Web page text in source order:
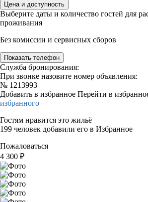
Цена и доступность
Выберите даты и количество гостей для
проживания
Без комиссии и сервисных сборов
Показать телефон
Служба бронирования:
При звонке назовите номер объявления:
№ 1213993
Добавить в избранное Перейти в
избранного
Гостям нравится это жильё
199 человек добавили его в Избранное
Пожаловаться
4 300 ₽